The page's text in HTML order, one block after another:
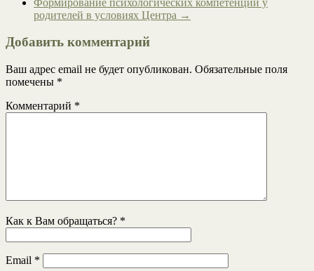
родителей в условиях Центра →
Добавить комментарий
Ваш адрес email не будет опубликован. Обязательные поля
помечены *
Комментарий *
Как к Вам обращаться? *
Email *